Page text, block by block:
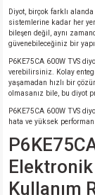
Diyot, birçok farklı
sistemlerine kadar her
bileşen değil, aynı
güvenebileceğiniz bir
P6KE75CA 600W TVS
verebilirsiniz. Kolay
yaşamadan hızlı bir
olmasanız bile, bu diyot
P6KE75CA 600W TVS
hata ve yüksek
Elektronik
Kullanım